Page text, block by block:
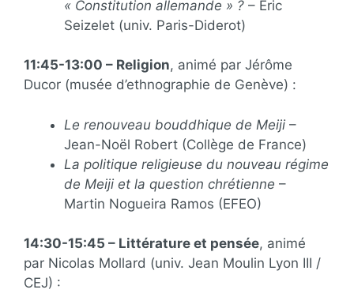
« Constitution allemande » ? – Eric
Seizelet (univ. Paris-Diderot)
11:45-13:00 – Religion, animé par Jérôme
Ducor (musée d’ethnographie de Genève) :
Le renouveau bouddhique de Meiji –
Jean-Noël Robert (Collège de France)
La politique religieuse du nouveau régime
de Meiji et la question chrétienne –
Martin Nogueira Ramos (EFEO)
14:30-15:45 – Littérature et pensée, animé
par Nicolas Mollard (univ. Jean Moulin Lyon III /
CEJ) :